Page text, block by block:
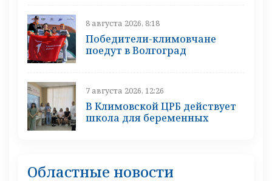
8 августа 2026, 8:18
Победители-климовчане
поедут в Волгоград
7 августа 2026, 12:26
В Климовской ЦРБ действует
школа для беременных
Областные новости